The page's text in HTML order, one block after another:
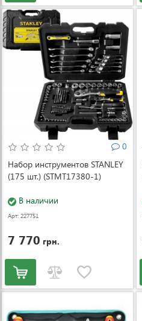
0
Набор инструментов STANLEY
(175 шт.) (STMT17380-1)
В наличии
Арт: 227751
7 770 грн.